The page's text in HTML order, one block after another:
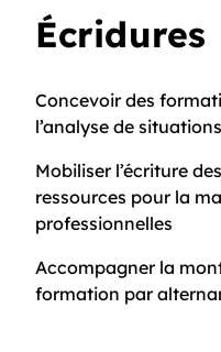
Écridures
Concevoir des
l’analyse de
Mobiliser l’écriture
ressources pour la
professionnelles
Accompagner la
formation par